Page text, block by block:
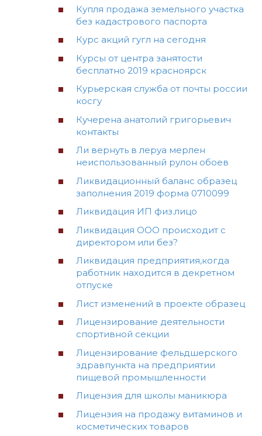
Купля продажа земельного участка
без кадастрового паспорта
Курс акций гугл на сегодня
Курсы от центра занятости
бесплатно 2019 красноярск
Курьерская служба от почты россии
косгу
Кучерена анатолий григорьевич
контакты
Ли вернуть в леруа мерлен
неиспользованный рулон обоев
Ликвидационный баланс образец
заполнения 2019 форма 0710099
Ликвидация ИП физ.лицо
Ликвидация ООО происходит с
директором или без?
Ликвидация предприятия,когда
работник находится в декретном
отпуске
Лист изменений в проекте образец
Лицензирование деятельности
спортивной секции
Лицензирование фельдшерского
здравпункта на предприятии
пищевой промышленности
Лицензия для школы маникюра
Лицензия на продажу витаминов и
косметических товаров